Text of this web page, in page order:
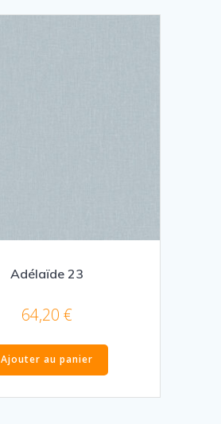
Adélaïde 23
64,20 €
Ajouter au panier